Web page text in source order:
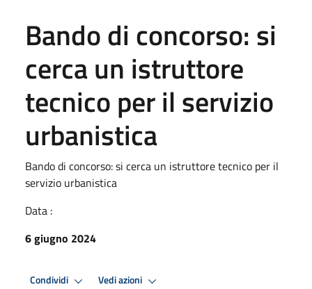
Bando di concorso: si
cerca un istruttore
tecnico per il servizio
urbanistica
Bando di concorso: si cerca un istruttore tecnico per il
servizio urbanistica
Data :
6 giugno 2024
Condividi Vedi azioni